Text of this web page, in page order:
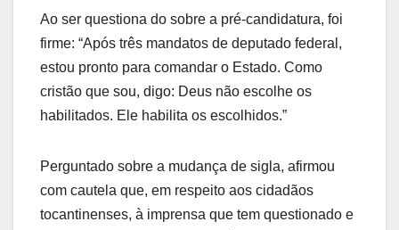
Ao ser questiona do sobre a pré-candidatura, foi
firme: “Após três mandatos de deputado federal,
estou pronto para comandar o Estado. Como
cristão que sou, digo: Deus não escolhe os
habilitados. Ele habilita os escolhidos.”
Perguntado sobre a mudança de sigla, afirmou
com cautela que, em respeito aos cidadãos
tocantinenses, à imprensa que tem questionado e